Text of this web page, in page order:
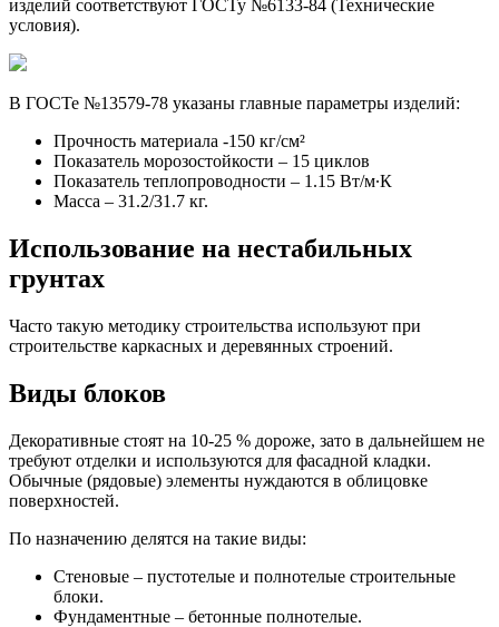
изделий соответствуют ГОСТу №6133-84 (Технические
условия).
В ГОСТе №13579-78 указаны главные параметры изделий:
Прочность материала -150 кг/см²
Показатель морозостойкости – 15 циклов
Показатель теплопроводности – 1.15 Вт/м∙К
Масса – 31.2/31.7 кг.
Использование на нестабильных
грунтах
Часто такую методику строительства используют при
строительстве каркасных и деревянных строений.
Виды блоков
Декоративные стоят на 10-25 % дороже, зато в дальнейшем не
требуют отделки и используются для фасадной кладки.
Обычные (рядовые) элементы нуждаются в облицовке
поверхностей.
По назначению делятся на такие виды:
Стеновые – пустотелые и полнотелые строительные
блоки.
Фундаментные – бетонные полнотелые.